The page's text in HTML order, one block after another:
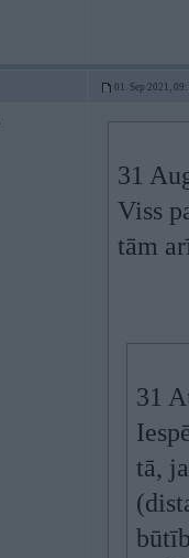
01. Sep 2021,
31
Viss
tām
31
tā,